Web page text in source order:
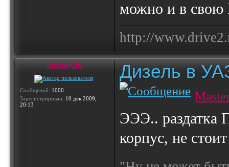
можно и в свою
http://
MasterOK
Сообщений: 1000
Зарегистрирован: 10 дек 2009,
20:13
Дизель в
ЭЭЭ.. раздатка
корпус, не